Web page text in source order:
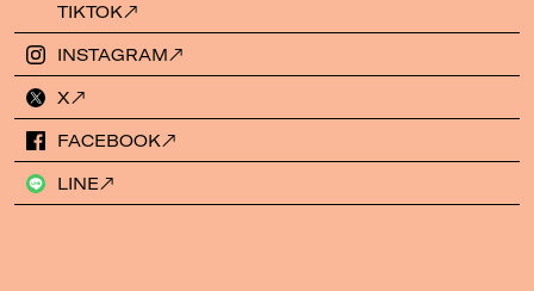
TIKTOK
INSTAGRAM
X
FACEBOOK
LINE